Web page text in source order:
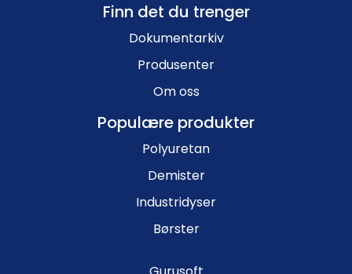
Finn det du trenger
Dokumentarkiv
Produsenter
Om oss
Populære produkter
Polyuretan
Demister
Industridyser
Børster